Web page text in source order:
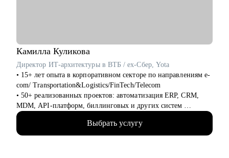
Камилла Куликова
Директор ИТ-архитектуры в ВТБ / ex-Cбер, Yota
• 15+ лет опыта в корпоративном секторе по направлениям e-
com/ Transportation&Logistics/FinTech/Telecom
• 50+ реализованных проектов: автоматизация ERP, CRM,
MDM, API-платформ, биллинговых и других систем
• 100+ часов аудита B2B: реальная практика и понимание
работающих решений
• 500+ собеседований проведенных для того, чтобы собрать
Выбрать услугу